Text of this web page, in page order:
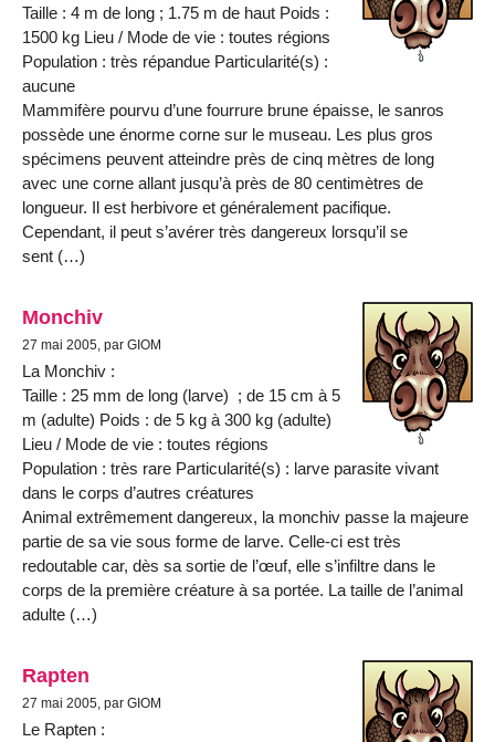
Taille : 4 m de long ; 1.75 m de haut Poids :
1500 kg Lieu / Mode de vie : toutes régions
Population : très répandue Particularité(s) :
aucune
Mammifère pourvu d’une fourrure brune épaisse, le sanros
possède une énorme corne sur le museau. Les plus gros
spécimens peuvent atteindre près de cinq mètres de long
avec une corne allant jusqu’à près de 80 centimètres de
longueur. Il est herbivore et généralement pacifique.
Cependant, il peut s’avérer très dangereux lorsqu’il se
sent (…)
Monchiv
27 mai 2005, par GIOM
La Monchiv :
Taille : 25 mm de long (larve) ; de 15 cm à 5
m (adulte) Poids : de 5 kg à 300 kg (adulte)
Lieu / Mode de vie : toutes régions
Population : très rare Particularité(s) : larve parasite vivant
dans le corps d’autres créatures
Animal extrêmement dangereux, la monchiv passe la majeure
partie de sa vie sous forme de larve. Celle-ci est très
redoutable car, dès sa sortie de l’œuf, elle s’infiltre dans le
corps de la première créature à sa portée. La taille de l’animal
adulte (…)
Rapten
27 mai 2005, par GIOM
Le Rapten :